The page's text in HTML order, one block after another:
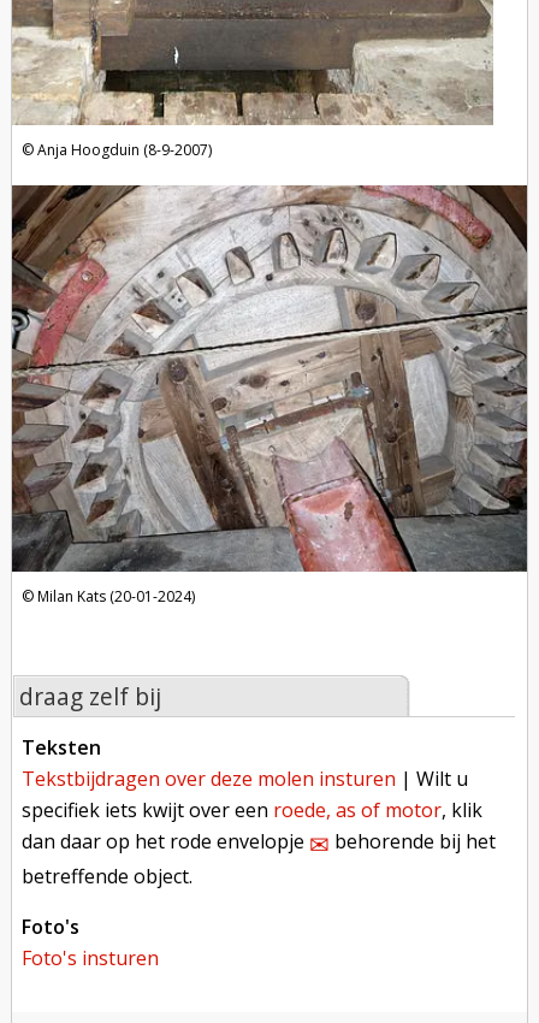
Anja Hoogduin (8-9-2007)
Milan Kats (20-01-2024)
draag zelf bij
teksten
tekstbijdragen over deze molen insturen | Wilt u
specifiek iets kwijt over een roede, as of motor, klik
dan daar op het rode envelopje ✉︎ behorende bij het
betreffende object.
foto's
foto's insturen